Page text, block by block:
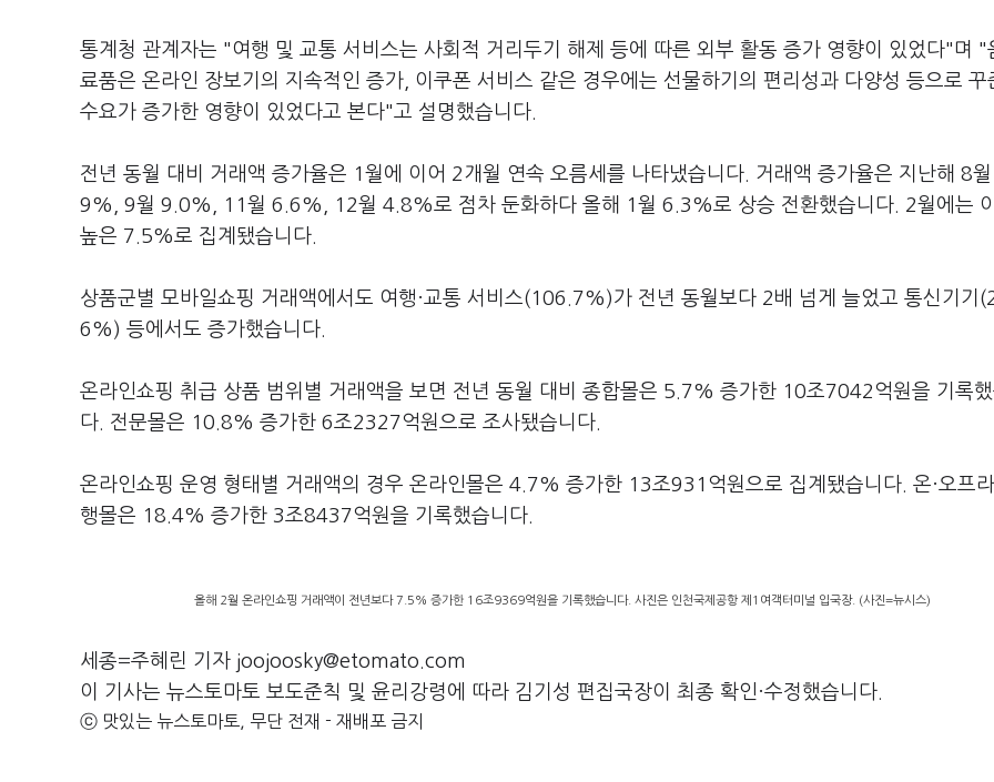
통계청 관계자는 "여행 및 교통 서비스는 사회적 거리두기 해제 등에 따른 외부 활동 증가 영향이 있었다"며 "
료품은 온라인 장보기의 지속적인 증가, 이쿠폰 서비스 같은 경우에는 선물하기의 편리성과 다양성 등으로 꾸
수요가 증가한 영향이 있었다고 본다"고 설명했습니다.
전년 동월 대비 거래액 증가율은 1월에 이어 2개월 연속 오름세를 나타냈습니다. 거래액 증가율은 지난해 8
9%, 9월 9.0%, 11월 6.6%, 12월 4.8%로 점차 둔화하다 올해 1월 6.3%로 상승 전환했습니다. 2월에는
높은 7.5%로 집계됐습니다.
상품군별 모바일쇼핑 거래액에서도 여행·교통 서비스(106.7%)가 전년 동월보다 2배 넘게 늘었고 통신기기
6%) 등에서도 증가했습니다.
온라인쇼핑 취급 상품 범위별 거래액을 보면 전년 동월 대비 종합몰은 5.7% 증가한 10조7042억원을 기록
다. 전문몰은 10.8% 증가한 6조2327억원으로 조사됐습니다.
온라인쇼핑 운영 형태별 거래액의 경우 온라인몰은 4.7% 증가한 13조931억원으로 집계됐습니다. 온·오프
행몰은 18.4% 증가한 3조8437억원을 기록했습니다.
올해 2월 온라인쇼핑 거래액이 전년보다 7.5% 증가한 16조9369억원을 기록했습니다. 사진은 인천국제공항 제1여객터미널 입국장. (사진=뉴시스)
세종=주혜린 기자 joojoosky@etomato.com
이 기사는 뉴스토마토 보도준칙 및 윤리강령에 따라 김기성 편집국장이 최종 확인·수정했습니다.
ⓒ 맛있는 뉴스토마토, 무단 전재 - 재배포 금지